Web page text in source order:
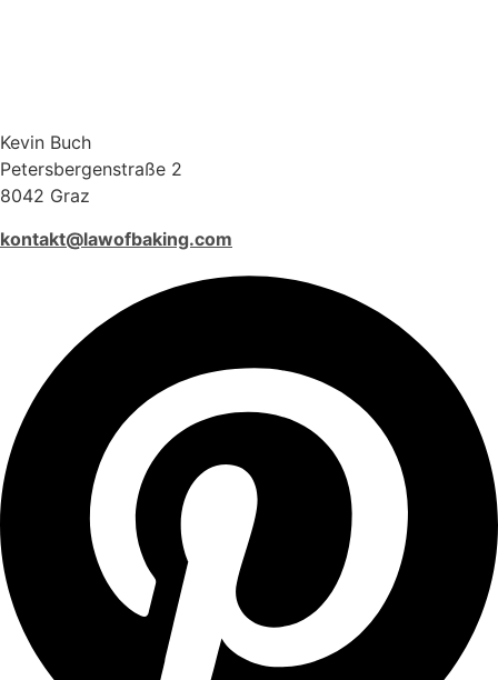
Kevin Buch
Petersbergenstraße 2
8042 Graz
kontakt@lawofbaking.com